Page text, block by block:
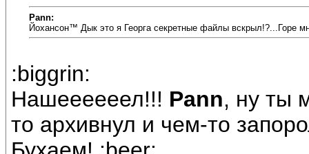
Pann:
Йохансон™ Дык это я Георга секретные файлы вскрыл!?...Горе
:biggrin:
Нашеееееел!!! Pann, ну ты
то архивнул и чем-то